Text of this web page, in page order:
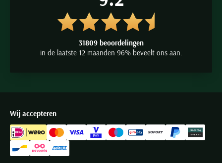
31809 beoordelingen
in de laatste 12 maanden 96% beveelt ons aan.
Wij accepteren